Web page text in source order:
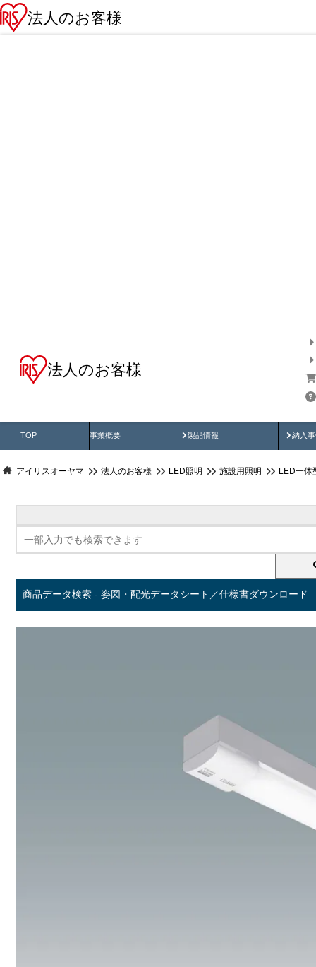
法人のお客様
法人のお客様
TOP 事業概要 製品情報
製品動画 納入
納
アイリスオーヤマ 法人のお客様 LED照明 施設用照明 LED一体
商品データ検索 - 姿図・配光データシート／仕様書ダウンロード